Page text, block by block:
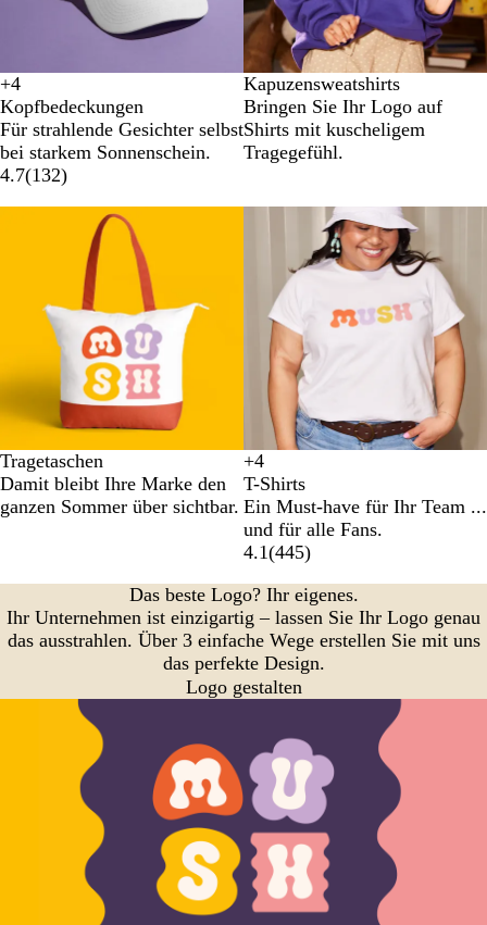
S
c
h
w
a
r
M
a
r
i
n
e
#
3
3
8
4
7
D
u
n
k
e
l
+4
Kopfbedeckungen
Für strahlende Gesichter selbst
bei starkem Sonnenschein.
4.7(132)
Kapuzensweatshirts
Bringen Sie Ihr Logo auf
Shirts mit kuscheligem
Tragegefühl.
Tragetaschen
Damit bleibt Ihre Marke den
ganzen Sommer über sichtbar.
S
c
h
w
a
r
z
W
e
i
ß
O
r
a
n
g
e
K
ö
n
i
g
s
b
l
a
u
+4
T-Shirts
Ein Must-have für Ihr Team ...
und für alle Fans.
4.1(445)
Das beste Logo? Ihr eigenes.
Ihr Unternehmen ist einzigartig – lassen Sie Ihr Logo genau
das ausstrahlen. Über 3 einfache Wege erstellen Sie mit uns
das perfekte Design.
Logo gestalten